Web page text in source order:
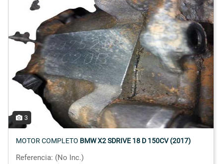
3
MOTOR COMPLETO BMW X2 SDRIVE 18 D 150CV (2017)
Referencia: (No Inc.)